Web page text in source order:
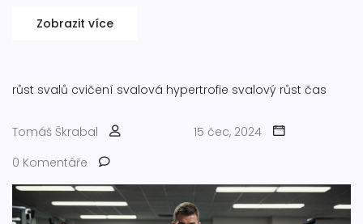
Zobrazit více
růst svalů cvičení svalová hypertrofie svalový růst čas
Tomáš Škrabal
15 čec, 2024
0 Komentáře